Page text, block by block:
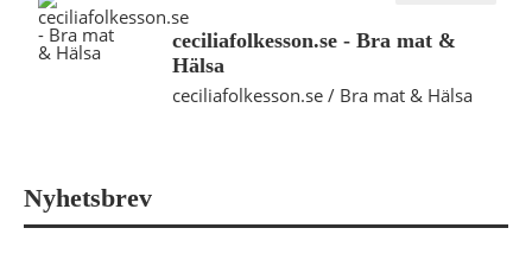
ceciliafolkesson.se - Bra mat &
Hälsa
ceciliafolkesson.se / Bra mat & Hälsa
Nyhetsbrev